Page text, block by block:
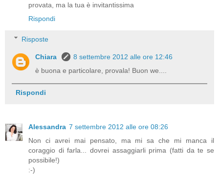
provata, ma la tua è invitantissima
Rispondi
Risposte
Chiara
8 settembre 2012 alle ore 12:46
è buona e particolare, provala! Buon we....
Rispondi
Alessandra 7 settembre 2012 alle ore 08:26
Non ci avrei mai pensato, ma mi sa che mi manca il
coraggio di farla... dovrei assaggiarli prima (fatti da te se
possibile!)
:-)